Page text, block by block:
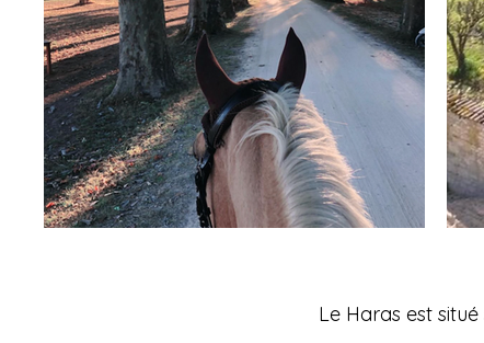
Le Haras est